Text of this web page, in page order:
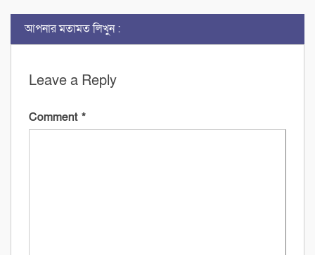
আপনার মতামত লিখুন :
Leave a Reply
Comment *